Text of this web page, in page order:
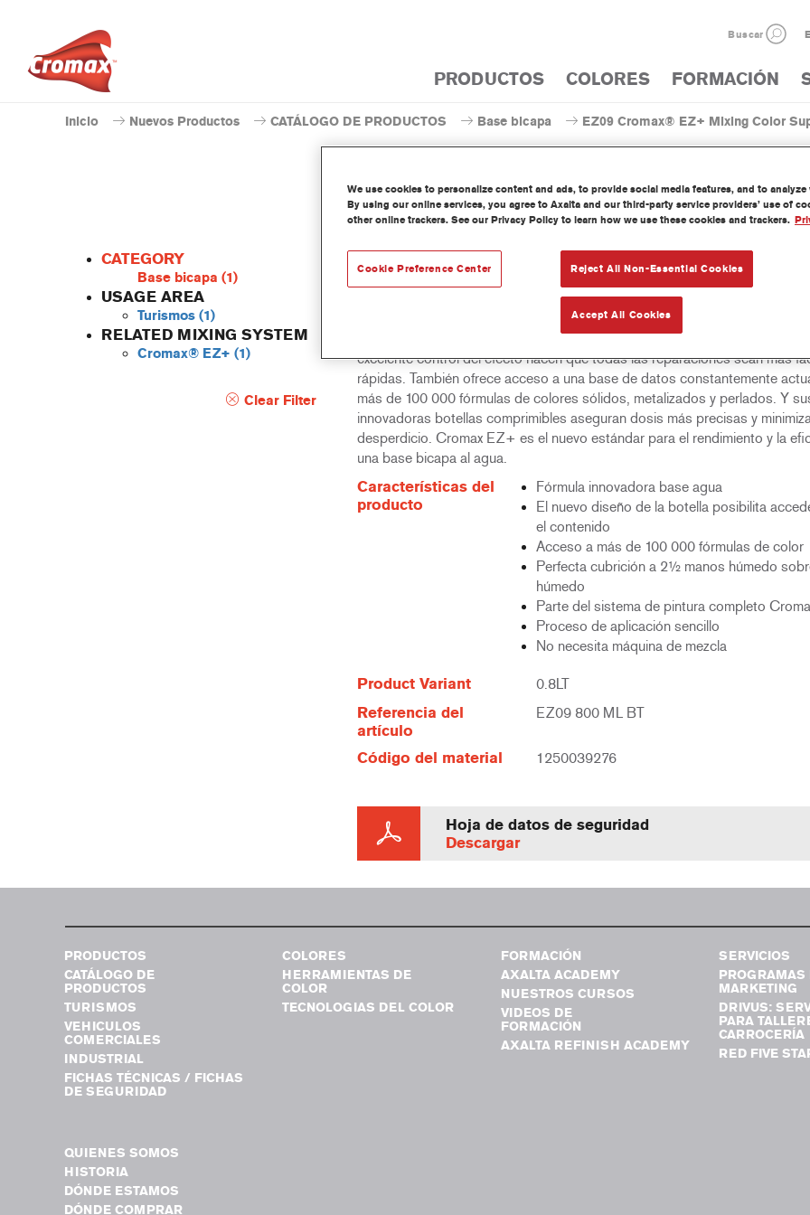
Buscar
PRODUCTOS COLORES FORMACIÓN
Inicio Nuevos Productos CATÁLOGO DE PRODUCTOS Base bicapa EZ09 Cromax® EZ+ Mixing Color
CATEGORY
Base bicapa (1)
USAGE AREA
Turismos (1)
RELATED MIXING SYSTEM
Cromax® EZ+ (1)
Clear Filter
EZ09 Cromax® EZ+ Mixing
Una base bicapa fácil de utilizar, húmedo sobre húmedo, para un excelente
rendimiento de color, versatilidad y valor. Buena cubrición, fácil difuminado y
excelente control del efecto hacen que todas las reparaciones sean más
rápidas. También ofrece acceso a una base de datos constantemente
más de 100 000 fórmulas de colores sólidos, metalizados y perlados. Y
innovadoras botellas comprimibles aseguran dosis más precisas y
desperdicio. Cromax EZ+ es el nuevo estándar para el rendimiento y la
una base bicapa al agua.
Características del
producto
Fórmula innovadora base agua
El nuevo diseño de la botella posibilita
el contenido
Acceso a más de 100 000 fórmulas de color
Perfecta cubrición a 2½ manos húmedo
húmedo
Parte del sistema de pintura completo
Proceso de aplicación sencillo
No necesita máquina de mezcla
Product Variant 0.8LT
Referencia del
artículo
EZ09 800 ML BT
Código del material 1250039276
Hoja de datos de seguridad
Descargar
PRODUCTOS
CATÁLOGO DE
PRODUCTOS
TURISMOS
VEHICULOS
COMERCIALES
INDUSTRIAL
FICHAS TÉCNICAS / FICHAS
DE SEGURIDAD
COLORES
HERRAMIENTAS DE
COLOR
TECNOLOGIAS DEL COLOR
FORMACIÓN
AXALTA ACADEMY
NUESTROS CURSOS
VIDEOS DE
FORMACIÓN
AXALTA REFINISH ACADEMY
SERVICIOS
PROGRAMAS
MARKETING
DRIVUS:
PARA
CARROCERÍA
RED FIVE
QUIENES SOMOS
HISTORIA
DÓNDE ESTAMOS
DÓNDE COMPRAR
We use cookies to personalize content and ads, to provide social media features, and to
By using our online services, you agree to Axalta and our third-party service providers’ use of
other online trackers. See our Privacy Policy to learn how we use these cookies and trackers.
Reject All Non-Essential Cookies
Accept All Cookies
Cookie Preference Center